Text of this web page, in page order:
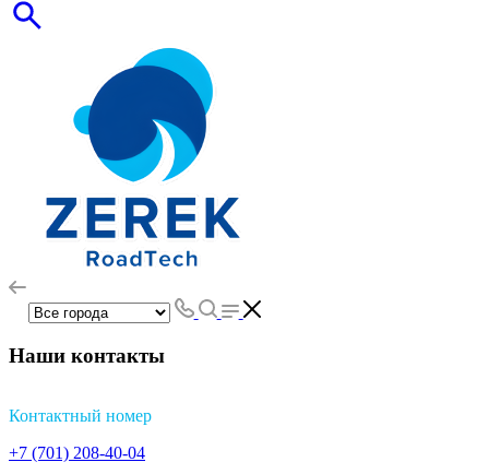
Наши контакты
Контактный номер
+7 (701) 208-40-04